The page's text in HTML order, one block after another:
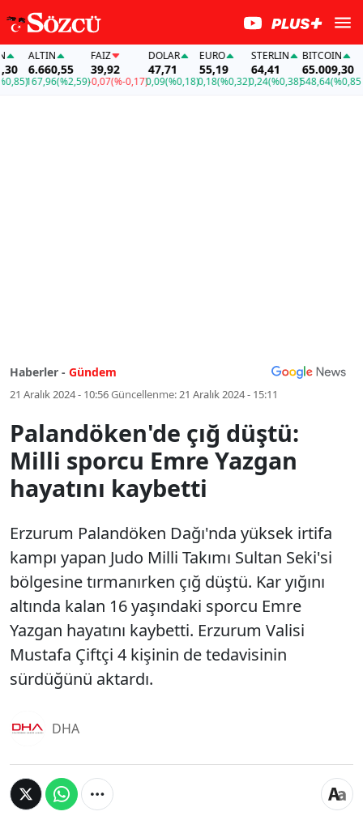
ALTIN
6.660,55
167,96(%2,59)
FAİZ
39,92
-0,07(%-0,17)
DOLAR
47,71
0,09(%0,18)
EURO
55,19
0,18(%0,32)
STERLIN
64,41
0,24(%0,38)
BITCOIN
65.009,30
548,64(%0,85)
Haberler - Gündem
21 Aralık 2024 - 10:56Güncellenme:21 Aralık 2024 - 15:11
Palandöken'de çığ düştü:
Milli sporcu Emre Yazgan
hayatını kaybetti
Erzurum Palandöken Dağı'nda yüksek irtifa
kampı yapan Judo Milli Takımı Sultan Seki'si
bölgesine tırmanırken çığ düştü. Kar yığını
altında kalan 16 yaşındaki sporcu Emre
Yazgan hayatını kaybetti. Erzurum Valisi
Mustafa Çiftçi 4 kişinin de tedavisinin
sürdüğünü aktardı.
DHA